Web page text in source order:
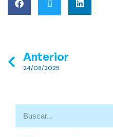
Anterior
24/08/2025